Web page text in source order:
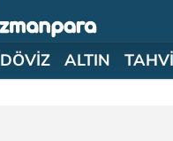
DÖVİZ ALTIN